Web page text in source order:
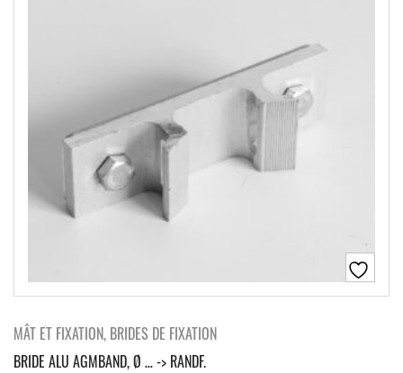
MÂT ET FIXATION, BRIDES DE FIXATION
BRIDE ALU AGMBAND, Ø … -> RANDF.